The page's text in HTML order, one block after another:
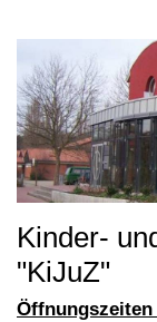
Kinder-
"KiJuZ"